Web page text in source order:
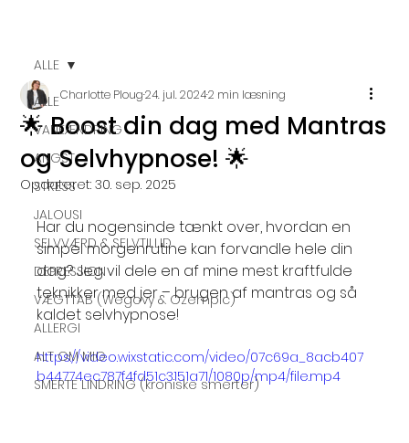
ALLE
VANEÆNDRING
ANGST
STRESS
JALOUSI
SELVVÆRD & SELVTILLID
DEPRESSION
VÆGTTAB (Wegovy & Ozempic)
ALLERGI
ALT OM MIG
SMERTE LINDRING (kroniske smerter)
ALLE
🌟 Boost din dag med Mantras
og Selvhypnose! 🌟
Charlotte Ploug24. jul. 20242 min læsning
Opdateret:30. sep. 2025
Har du nogensinde tænkt over, hvordan en
simpel morgenrutine kan forvandle hele din
dag? Jeg vil dele en af mine mest kraftfulde
teknikker med jer – brugen af mantras og så
kaldet selvhypnose!
https://video.wixstatic.com/video/07c69a_8acb407
b44774ec787f4fd51c3151a71/1080p/mp4/file.mp4